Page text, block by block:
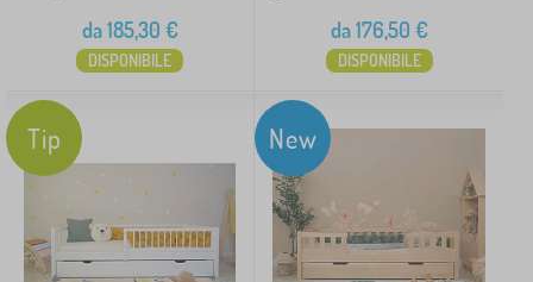
da185,30 €
DISPONIBILE
da176,50 €
DISPONIBILE
Tip New